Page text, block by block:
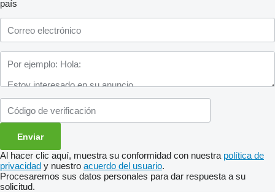
país
Al hacer clic aquí, muestra su conformidad con nuestra política de
privacidad y nuestro acuerdo del usuario.
Procesaremos sus datos personales para dar respuesta a su
solicitud.